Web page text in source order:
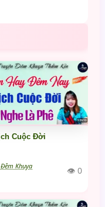
Cuộc Đời
Khuya 👁 0